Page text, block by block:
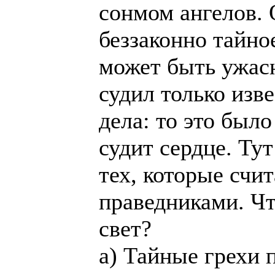
сонмом ангелов.
беззаконно
может быть
судил только
дела: то это
судит сердце.
тех, которые
праведниками.
свет?
а) Тайные грехи